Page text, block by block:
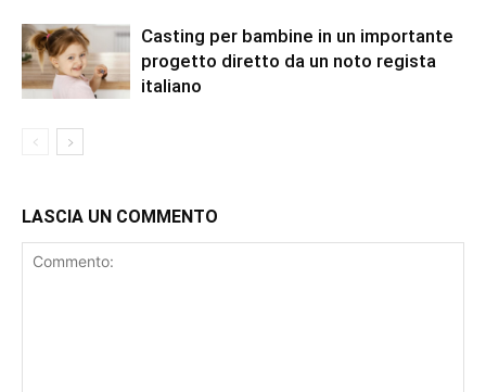
Casting per bambine in un importante
progetto diretto da un noto regista
italiano
LASCIA UN COMMENTO